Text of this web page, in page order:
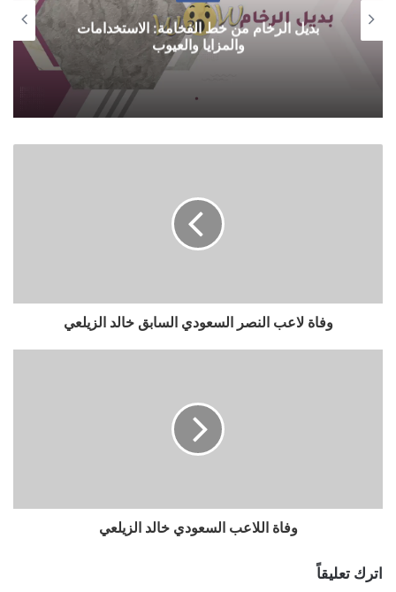
بديل الرخام من خط الفخامة: الاستخدامات
والمزايا والعيوب
وفاة لاعب النصر السعودي السابق خالد الزيلعي
وفاة اللاعب السعودي خالد الزيلعي
اترك تعليقاً